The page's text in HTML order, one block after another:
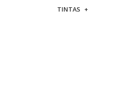
TINTAS